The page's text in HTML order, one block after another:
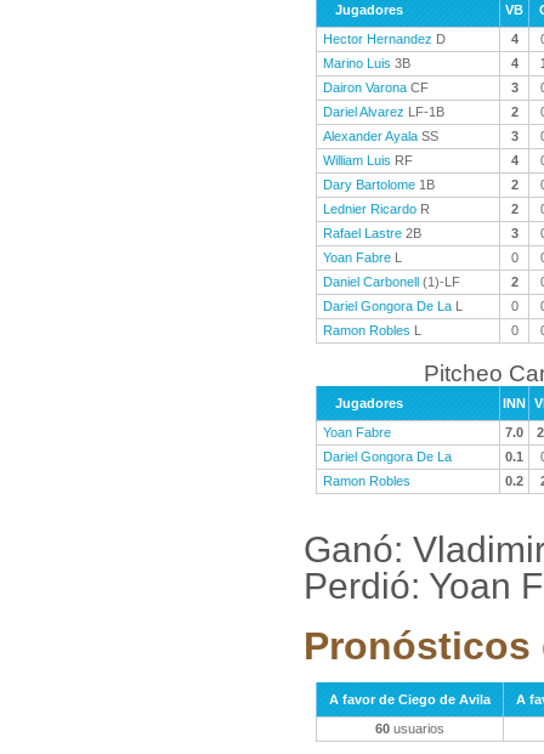
Jugadores VB
Hector Hernandez D 4
Marino Luis 3B 4
Dairon Varona CF 3
Dariel Alvarez LF-1B 2
Alexander Ayala SS 3
William Luis RF 4
Dary Bartolome 1B 2
Lednier Ricardo R 2
Rafael Lastre 2B 3
Yoan Fabre L 0
Daniel Carbonell (1)-LF 2
Dariel Gongora De La L 0
Ramon Robles L 0
Pitcheo
Jugadores INN
Yoan Fabre
7.0
Dariel Gongora De La
0.1
Ramon Robles
0.2
Ganó:
Perdió: Yoan
Pronósticos
A favor de Ciego de Avila
A
60 usuarios